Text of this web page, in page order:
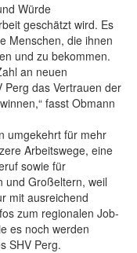
Würde
geschätzt wird. Es
Menschen, die ihnen
und zu bekommen.
an neuen
Perg das Vertrauen der
fasst Obmann
umgekehrt für mehr
Arbeitswege, eine
sowie für
und Großeltern, weil
mit ausreichend
zum regionalen Job-
es noch werden
SHV Perg.